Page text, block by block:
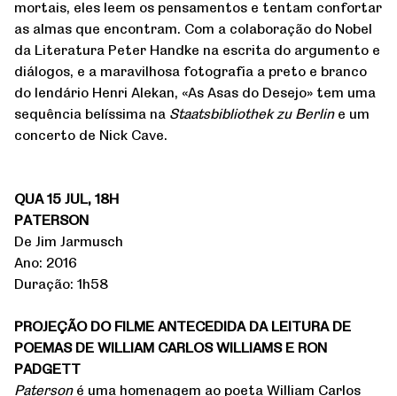
mortais, eles leem os pensamentos e tentam confortar
as almas que encontram. Com a colaboração do Nobel
da Literatura Peter Handke na escrita do argumento e
diálogos, e a maravilhosa fotografia a preto e branco
do lendário Henri Alekan, «As Asas do Desejo» tem uma
sequência belíssima na Staatsbibliothek zu Berline um
concerto de Nick Cave.
QUA 15 JUL, 18H
PATERSON
De Jim Jarmusch
Ano: 2016
Duração: 1h58
PROJEÇÃO DO FILME ANTECEDIDA DA LEITURA DE
POEMAS DE WILLIAM CARLOS WILLIAMS E RON
PADGETT
Patersoné uma homenagem ao poeta William Carlos